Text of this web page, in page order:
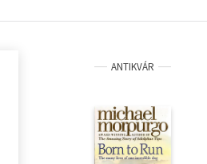
ANTIKVÁR